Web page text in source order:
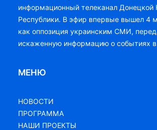
информационный телеканал Донецкой
Республики. В эфир впервые вышел 4
как оппозиция украинским СМИ,
искаженную информацию о событиях
МЕНЮ
НОВОСТИ
ПРОГРАММА
НАШИ ПРОЕКТЫ